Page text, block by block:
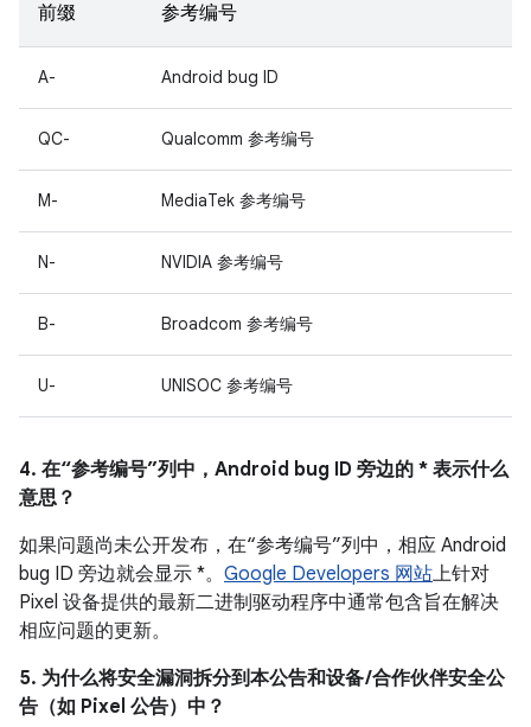
前缀 参考编号
A- Android bug ID
QC- Qualcomm 参考编号
M- MediaTek 参考编号
N- NVIDIA 参考编号
B- Broadcom 参考编号
U- UNISOC 参考编号
4. 在“参考编号”列中，Android bug ID 旁边的 * 表示什么
意思？
如果问题尚未公开发布，在“参考编号”列中，相应 Android
bug ID 旁边就会显示 *。 Google Developers 网站上针对
Pixel 设备提供的最新二进制驱动程序中通常包含旨在解决
相应问题的更新。
5. 为什么将安全漏洞拆分到本公告和设备 /合作伙伴安全公
告（如 Pixel 公告）中？